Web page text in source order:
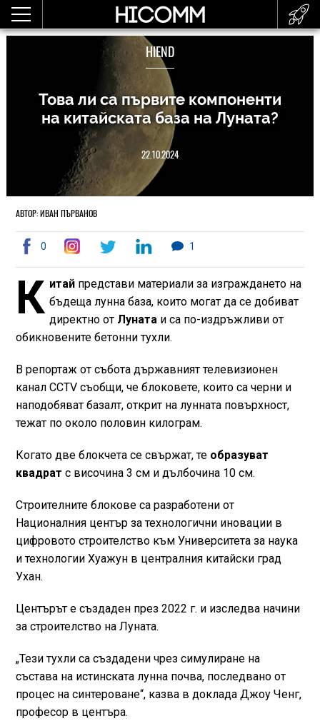
HIEND
Това ли са първите компоненти
на китайската база на Луната?
22.10.2024
АВТОР: ИВАН ПЪРВАНОВ
0 1
К итай представи материали за изграждането на
бъдеща лунна база, които могат да се добиват
директно от Луната и са по-издръжливи от
обикновените бетонни тухли.
В репортаж от събота държавният телевизионен
канал CCTV съобщи, че блоковете, които са черни и
наподобяват базалт, открит на лунната повърхност,
тежат по около половин килограм.
Когато две блокчета се свържат, те образуват
квадрат с височина 3 см и дълбочина 10 см.
Строителните блокове са разработени от
Националния център за технологични иновации в
цифровото строителство към Университета за наука
и технологии Хуажун в централния китайски град
Ухан.
Центърът е създаден през 2022 г. и изследва начини
за строителство на Луната.
„Тези тухли са създадени чрез симулиране на
състава на истинската лунна почва, последвано от
процес на синтероване“, казва в доклада Джоу Ченг,
професор в центъра.